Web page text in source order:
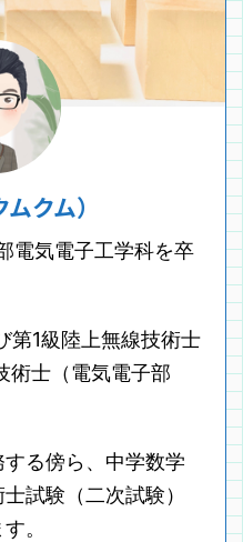
クム）
電気電子工学科を卒
第1級陸上無線技術士
術士（電気電子部
る傍ら、中学数学
試験（二次試験）
。